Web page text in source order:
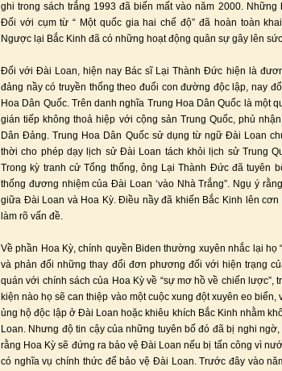
ghi trong sách trắng 1993 đã biến mất vào năm 2000.
Đối với cụm từ “ Một quốc gia hai chế độ” đã hoàn toàn
Ngược lại Bắc Kinh đã có những hoạt động quân sự gây lên
Đối với Đài Loan, hiện nay Bác sĩ Lại Thành Đức hiện là
đảng nầy có truyền thống theo đuổi con đường độc lập, nay
Hoa Dân Quốc. Trên danh nghĩa Trung Hoa Dân Quốc là một
gián tiếp không thoả hiệp với cộng sản Trung Quốc, phủ
Dân Đảng. Trung Hoa Dân Quốc sử dụng từ ngữ Đài Loan
thời cho phép dạy lịch sử Đài Loan tách khỏi lịch sử Trung
Trong kỳ tranh cử Tổng thống, ông Lại Thành Đức đã tuyên
thống đương nhiệm của Đài Loan ‘vào Nhà Trắng”. Ngụ ý
giữa Đài Loan và Hoa Kỳ. Điều nầy đã khiến Bắc Kinh lên
làm rõ vấn đề.
Về phần Hoa Kỳ, chính quyền Biden thường xuyên nhắc lại họ
và phản đối những thay đổi đơn phương đối với hiện trạng
quán với chính sách của Hoa Kỳ về “sự mơ hồ về chiến lược”,
kiện nào họ sẽ can thiệp vào một cuộc xung đột xuyên eo
ủng hộ độc lập ở Đài Loan hoặc khiêu khích Bắc Kinh nhằm
Loan. Nhưng độ tin cậy của những tuyên bố đó đã bị nghi
rằng Hoa Kỳ sẽ đứng ra bảo vệ Đài Loan nếu bị tấn công vì
có nghĩa vụ chính thức để bảo vệ Đài Loan. Trước đây vào